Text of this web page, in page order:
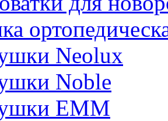
Neolux
Noble
ЕММ